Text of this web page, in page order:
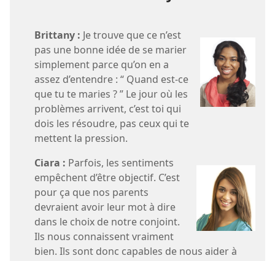
Brittany : Je trouve que ce n’est
pas une bonne idée de se marier
simplement parce qu’on en a
assez d’entendre : “ Quand est-​ce
que tu te maries ? ” Le jour où les
problèmes arrivent, c’est toi qui
dois les résoudre, pas ceux qui te
mettent la pression.
Ciara : Parfois, les sentiments
empêchent d’être objectif. C’est
pour ça que nos parents
devraient avoir leur mot à dire
dans le choix de notre conjoint.
Ils nous connaissent vraiment
bien. Ils sont donc capables de nous aider à